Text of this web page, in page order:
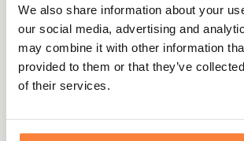
We also share information about your
our social media, advertising and
may combine it with other information
provided to them or that they’ve
of their services.
et explorer sans retenue.
Pensées pour durer, ces boots sont le
des journées actives, des chemins de
des cours de récréation.
Doublure Coton